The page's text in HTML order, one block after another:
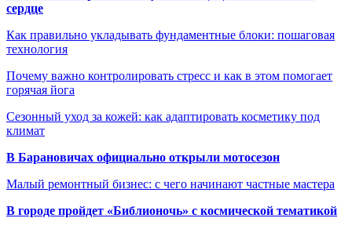
сердце
Как правильно укладывать фундаментные блоки: пошаговая
технология
Почему важно контролировать стресс и как в этом помогает
горячая йога
Сезонный уход за кожей: как адаптировать косметику под
климат
В Барановичах официально открыли мотосезон
Малый ремонтный бизнес: с чего начинают частные мастера
В городе пройдет «Библионочь» с космической тематикой